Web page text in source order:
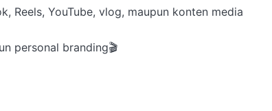
Reels, YouTube, vlog, maupun konten media
personal branding🎬